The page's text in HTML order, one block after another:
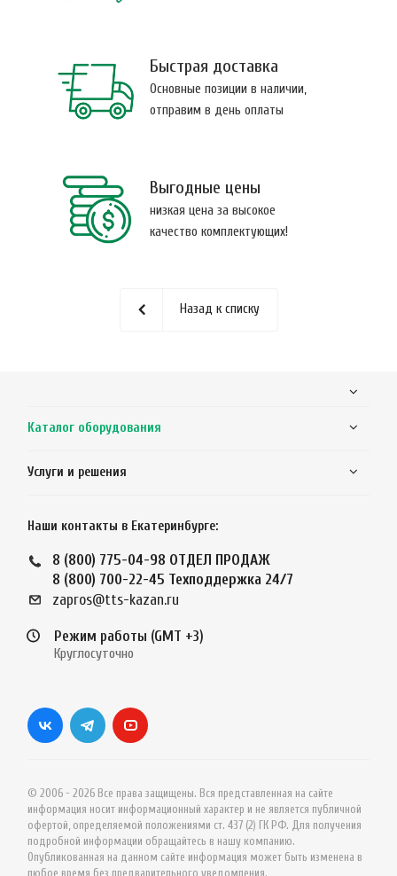
Быстрая доставка
Основные позиции в наличии,
отправим в день оплаты
Выгодные цены
низкая цена за высокое
качество комплектующих!
Назад к списку
Каталог оборудования
Услуги и решения
Наши контакты в Екатеринбурге:
8 (800) 775-04-98 ОТДЕЛ ПРОДАЖ
8 (800) 700-22-45 Техподдержка 24/7
zapros@tts-kazan.ru
Режим работы (GMT +3)
Круглосуточно
© 2006 - 2026 Все права защищены. Вся представленная на сайте
информация носит информационный характер и не является публичной
офертой, определяемой положениями ст. 437 (2) ГК РФ. Для получения
подробной информации обращайтесь в нашу компанию.
Опубликованная на данном сайте информация может быть изменена в
любое время без предварительного уведомления.